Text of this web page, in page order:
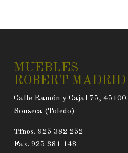
MUEBLES
ROBERT MADRID
Calle Ramón y Cajal 75, 45100.
Sonseca (Toledo)
Tfnos. 925 382 252
Fax. 925 381 148